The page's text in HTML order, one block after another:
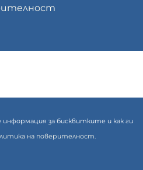
информация за бисквитките и как ги
на поверителност.